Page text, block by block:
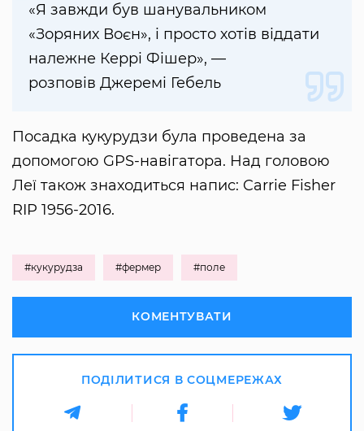
«Я завжди був шанувальником
«Зоряних Воєн», і просто хотів віддати
належне Керрі Фішер», —
розповів Джеремі Гебель
Посадка кукурудзи була проведена за
допомогою GPS-навігатора. Над головою
Леї також знаходиться напис: Carrie Fisher
RIP 1956-2016.
#кукурудза #фермер #поле
КОМЕНТУВАТИ
ПОДІЛИТИСЯ В СОЦМЕРЕЖАХ